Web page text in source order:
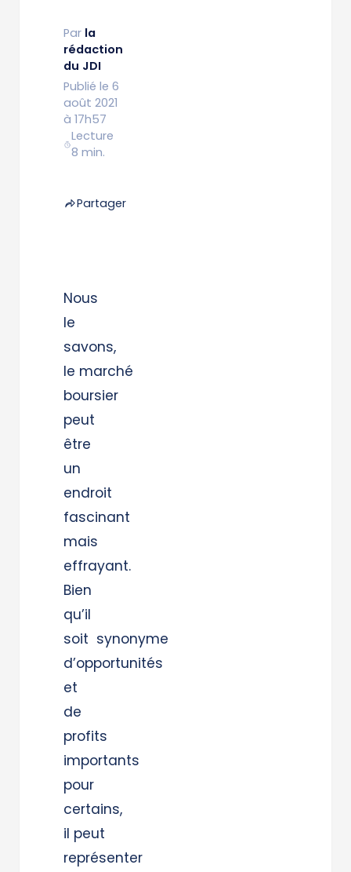
Par la
rédaction
du JDI
Publié le 6
août 2021
à 17h57
Lecture
8 min.
Partager
Nous
le
savons,
le marché
boursier
peut
être
un
endroit
fascinant
mais
effrayant.
Bien
qu’il
soit synonyme
d’opportunités
et
de
profits
importants
pour
certains,
il peut
représenter